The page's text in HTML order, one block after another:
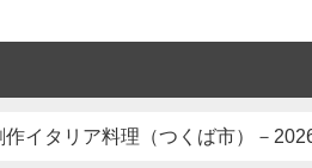
イタリア料理（つくば市）－